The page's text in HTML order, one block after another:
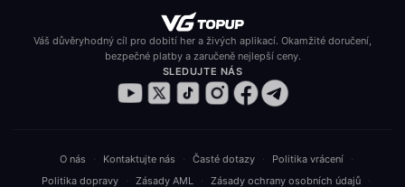
Váš důvěryhodný cíl pro dobití her a živých aplikací. Okamžité doručení,
bezpečné platby a zaručeně nejlepší ceny.
SLEDUJTE NÁS
O nás · Kontaktujte nás · Časté dotazy · Politika vrácení ·
Politika dopravy · Zásady AML · Zásady ochrany osobních údajů ·